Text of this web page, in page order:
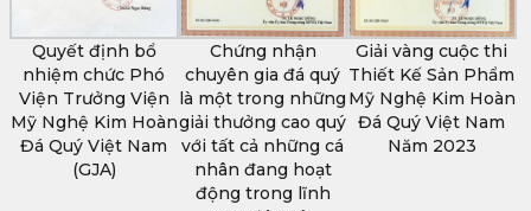
Quyết định bổ
nhiệm chức Phó
Viện Trưởng Viện
Mỹ Nghệ Kim Hoàn
Đá Quý Việt Nam
(GJA)
Chứng nhận
chuyên gia đá quý
là một trong những
giải thưởng cao quý
với tất cả những cá
nhân đang hoạt
động trong lĩnh
Giải vàng cuộc thi
Thiết Kế Sản Phẩm
Mỹ Nghệ Kim Hoàn
Đá Quý Việt Nam
Năm 2023